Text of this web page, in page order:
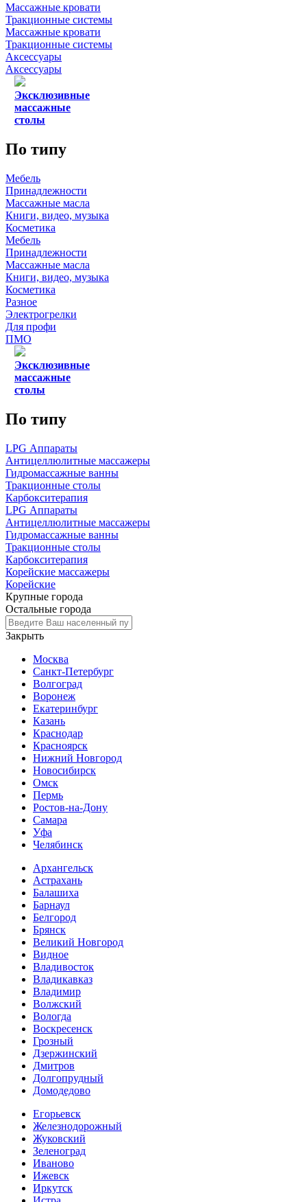
Массажные кровати
Тракционные системы
Массажные кровати
Тракционные системы
Аксессуары
Аксессуары
Эксклюзивные
массажные
столы
По типу
Мебель
Принадлежности
Массажные масла
Книги, видео, музыка
Косметика
Мебель
Принадлежности
Массажные масла
Книги, видео, музыка
Косметика
Разное
Электрогрелки
Для профи
ПМО
Эксклюзивные
массажные
столы
По типу
LPG Аппараты
Антицеллюлитные массажеры
Гидромассажные ванны
Тракционные столы
Карбокситерапия
LPG Аппараты
Антицеллюлитные массажеры
Гидромассажные ванны
Тракционные столы
Карбокситерапия
Корейские массажеры
Корейские
Крупные города
Остальные города
Закрыть
Москва
Санкт-Петербург
Волгоград
Воронеж
Екатеринбург
Казань
Краснодар
Красноярск
Нижний Новгород
Новосибирск
Омск
Пермь
Ростов-на-Дону
Самара
Уфа
Челябинск
Архангельск
Астрахань
Балашиха
Барнаул
Белгород
Брянск
Великий Новгород
Видное
Владивосток
Владикавказ
Владимир
Волжский
Вологда
Воскресенск
Грозный
Дзержинский
Дмитров
Долгопрудный
Домодедово
Егорьевск
Железнодорожный
Жуковский
Зеленоград
Иваново
Ижевск
Иркутск